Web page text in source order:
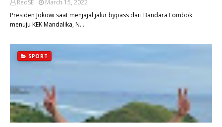
RedSE
March 15, 2022
Presiden Jokowi saat menjajal jalur bypass dari Bandara Lombok
menuju KEK Mandalika, N…
SPORT